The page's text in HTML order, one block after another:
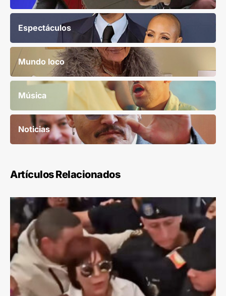
Espectáculos
Mundo loco
Música
Noticias
Artículos Relacionados